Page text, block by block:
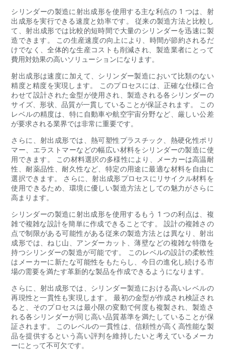
シリンダーの製造に射出成形を使用する主な利点の 1 つは、射
出成形を実行できる速度と効率です。 従来の製造方法と比較し
て、射出成形では比較的短時間で大量のシリンダーを迅速に製
造できます。 この生産速度の向上により、時間が節約されるだ
けでなく、全体的な生産コストも削減され、製造業者にとって
費用対効果の高いソリューションになります。
射出成形は速度に加えて、シリンダー製造において比類のない
精度と精度を実現します。 このプロセスには、正確な仕様に合
わせて設計された金型が使用され、製造される各シリンダーの
サイズ、形状、品質が一貫していることが保証されます。 この
レベルの精度は、特に自動車や航空宇宙分野など、厳しい公差
が要求される業界では非常に重要です。
さらに、射出成形では、熱可塑性プラスチック、熱硬化性ポリ
マー、エラストマーなどの幅広い材料をシリンダーの製造に使
用できます。 この材料選択の多様性により、メーカーは高温耐
性、耐薬品性、耐久性など、特定の用途に最適な材料を自由に
選択できます。 さらに、射出成形プロセスにリサイクル材料を
使用できるため、環境に優しい製造方法としての魅力がさらに
高まります。
シリンダーの製造に射出成形を使用するもう 1 つの利点は、複
雑で複雑な設計を簡単に作成できることです。 設計の複雑さの
点で制限がある可能性がある従来の製造方法とは異なり、射出
成形では、ねじ山、アンダーカット、薄壁などの複雑な特徴を
持つシリンダーの製造が可能です。 このレベルの設計の柔軟性
はメーカーに新たな可能性をもたらし、今日の進化し続ける市
場の需要を満たす革新的な製品を作成できるようになります。
さらに、射出成形では、シリンダー製造における高いレベルの
再現性と一貫性も実現します。 最初の金型が作成され検証され
ると、そのプロセスは最小限の変動で何度も複製され、製造さ
れる各シリンダーが同じ高い品質基準を満たしていることが保
証されます。 このレベルの一貫性は、信頼性が高く高性能な製
品を提供するという高い評判を維持したいと考えているメーカ
ーにとって不可欠です。